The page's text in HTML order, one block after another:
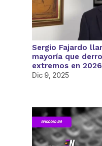
Sergio Fajardo
mayoría que
extremos en 2026
Dic 9, 2025